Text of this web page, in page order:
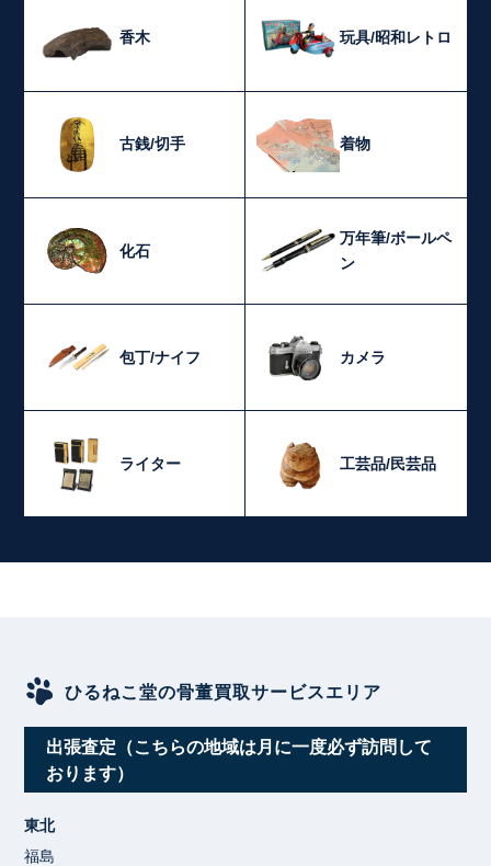
香木 玩具/昭和レトロ
古銭/切手 着物
化石
万年筆/ボールペ
ン
包丁/ナイフ カメラ
ライター 工芸品/民芸品
ひるねこ堂の骨董買取サービスエリア
出張査定（こちらの地域は月に一度必ず訪問して
おります）
東北
福島